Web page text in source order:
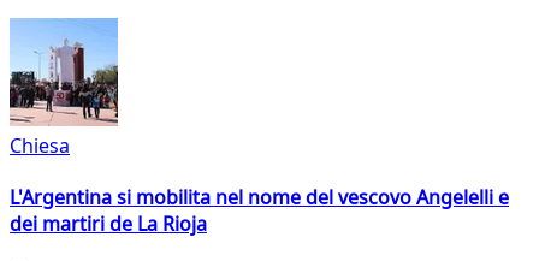
Chiesa
L'Argentina si mobilita nel nome del vescovo Angelelli e
dei martiri de La Rioja